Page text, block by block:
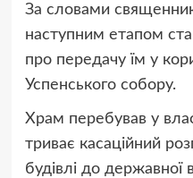
За словами
наступним етапом
про передачу їм у
Успенського собору.
Храм перебував у
триває касаційний
будівлі до державної